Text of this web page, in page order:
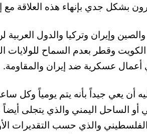
بشكل جدي بإنهاء هذه العلاقة مع
وإيران وتركيا والدول العربية
وقطر بعدم السماح للولايات
أعمال عسكرية ضد إيران والمقاومة.
أن يعي جيداً بأنه يتم يومياً وكل
أو الساحل اليمني والذي يتجلى
والذي حسب التقديرات